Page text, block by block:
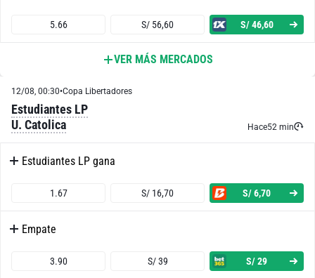
5.66 S/ 56,60 S/ 46,60
Ambos Equipos Anotan – Sí
2.20
Ambos Equipos Anotan – No
1.69
Fluminense o Empate
1.17
Fluminense o Independiente Rivadavia
VER MÁS MERCADOS
Hace52 min
12/08, 00:30•Copa Libertadores
Estudiantes LP
U. Catolica
Estudiantes LP gana
1.67 S/ 16,70 S/ 6,70
Empate
3.90 S/ 39 S/ 29